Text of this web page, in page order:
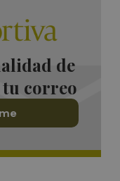
de
tu correo